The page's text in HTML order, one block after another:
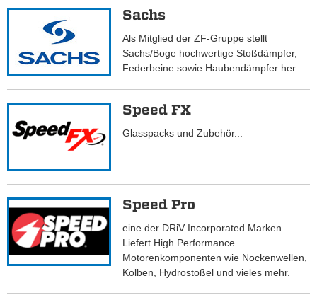
Sachs
Als Mitglied der ZF-Gruppe stellt
Sachs/Boge hochwertige Stoßdämpfer,
Federbeine sowie Haubendämpfer her.
Speed FX
Glasspacks und Zubehör...
Speed Pro
eine der DRiV Incorporated Marken.
Liefert High Performance
Motorenkomponenten wie Nockenwellen,
Kolben, Hydrostoßel und vieles mehr.